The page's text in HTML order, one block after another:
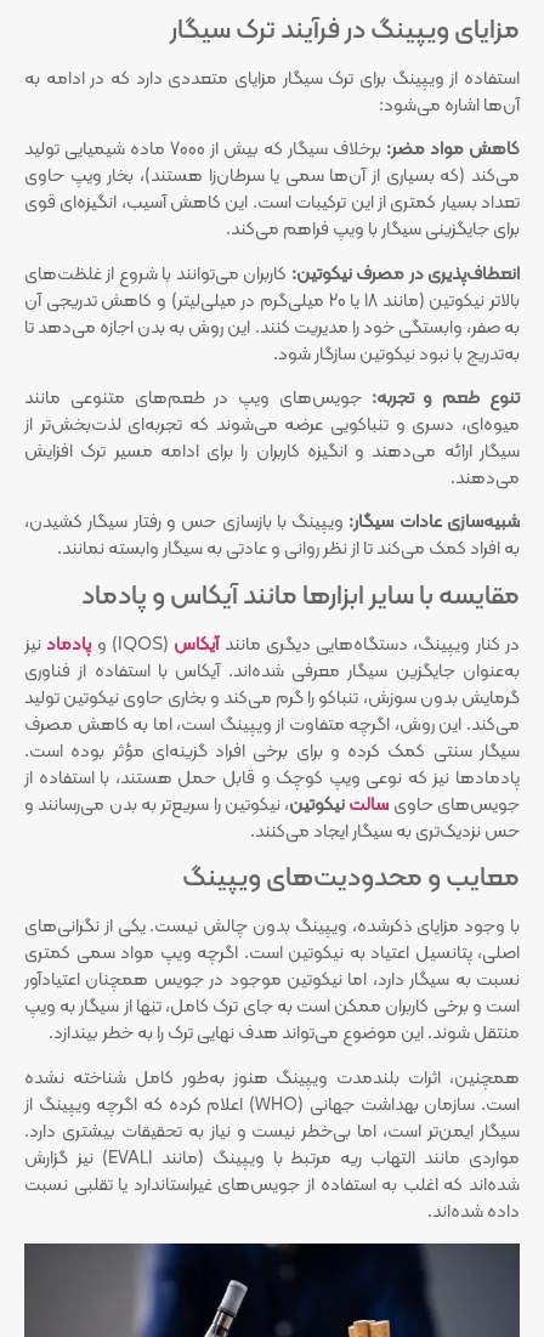
مزایای ویپینگ در فرآیند ترک سیگار
استفاده از ویپینگ برای ترک سیگار مزایای متعددی دارد که در ادامه به
آن‌ها اشاره می‌شود:
کاهش مواد مضر:
برخلاف سیگار که بیش از 7000 ماده شیمیایی تولید
می‌کند (که بسیاری از آن‌ها سمی یا سرطان‌زا هستند)، بخار ویپ حاوی
تعداد بسیار کمتری از این ترکیبات است. این کاهش آسیب، انگیزه‌ای قوی
برای جایگزینی سیگار با ویپ فراهم می‌کند.
انعطاف‌پذیری در مصرف نیکوتین: کاربران می‌توانند با شروع از غلظت‌های
بالاتر نیکوتین (مانند 18 یا 20 میلی‌گرم در میلی‌لیتر) و کاهش تدریجی آن
به صفر، وابستگی خود را مدیریت کنند. این روش به بدن اجازه می‌دهد تا
به‌تدریج با نبود نیکوتین سازگار شود.
تنوع طعم و تجربه: جویس‌های ویپ در طعم‌های متنوعی مانند
میوه‌ای، دسری و تنباکویی عرضه می‌شوند که تجربه‌ای لذت‌بخش‌تر از
سیگار ارائه می‌دهند و انگیزه کاربران را برای ادامه مسیر ترک افزایش
می‌دهند.
شبیه‌سازی عادات سیگار: ویپینگ با بازسازی حس و رفتار سیگار کشیدن،
به افراد کمک می‌کند تا از نظر روانی و عادتی به سیگار وابسته نمانند.
مقایسه با سایر ابزارها مانند آیکاس و پادماد
در کنار ویپینگ، دستگاه‌هایی دیگری مانندآیکاس (IQOS) و پادماد نیز
به‌عنوان جایگزین سیگار معرفی شده‌اند. آیکاس با استفاده از فناوری
گرمایش بدون سوزش، تنباکو را گرم می‌کند و بخاری حاوی نیکوتین تولید
می‌کند. این روش، اگرچه متفاوت از ویپینگ است، اما به کاهش مصرف
سیگار سنتی کمک کرده و برای برخی افراد گزینه‌ای مؤثر بوده است.
پادمادها نیز که نوعی ویپ کوچک و قابل حمل هستند، با استفاده از
جویس‌های حاوی سالتنیکوتین، نیکوتین را سریع‌تر به بدن می‌رسانند و
حس نزدیک‌تری به سیگار ایجاد می‌کنند.
معایب و محدودیت‌های ویپینگ
با وجود مزایای ذکرشده، ویپینگ بدون چالش نیست. یکی از نگرانی‌های
اصلی، پتانسیل اعتیاد به نیکوتین است. اگرچه ویپ مواد سمی کمتری
نسبت به سیگار دارد، اما نیکوتین موجود در جویس همچنان اعتیادآور
است و برخی کاربران ممکن است به جای ترک کامل، تنها از سیگار به ویپ
منتقل شوند. این موضوع می‌تواند هدف نهایی ترک را به خطر بیندازد.
همچنین، اثرات بلندمدت ویپینگ هنوز به‌طور کامل شناخته نشده
است. سازمان بهداشت جهانی (WHO) اعلام کرده که اگرچه ویپینگ از
سیگار ایمن‌تر است، اما بی‌خطر نیست و نیاز به تحقیقات بیشتری دارد.
مواردی مانند التهاب ریه مرتبط با ویپینگ (مانند EVALI) نیز گزارش
شده‌اند که اغلب به استفاده از جویس‌های غیراستاندارد یا تقلبی نسبت
داده شده‌اند.